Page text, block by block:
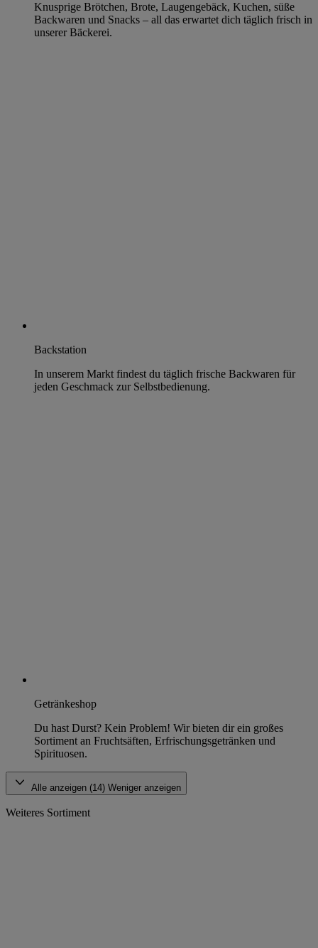
Knusprige Brötchen, Brote, Laugengebäck, Kuchen, süße
Backwaren und Snacks – all das erwartet dich täglich frisch in
unserer Bäckerei.
Backstation
In unserem Markt findest du täglich frische Backwaren für
jeden Geschmack zur Selbstbedienung.
Getränkeshop
Du hast Durst? Kein Problem! Wir bieten dir ein großes
Sortiment an Fruchtsäften, Erfrischungsgetränken und
Spirituosen.
Alle anzeigen (14) Weniger anzeigen
Weiteres Sortiment